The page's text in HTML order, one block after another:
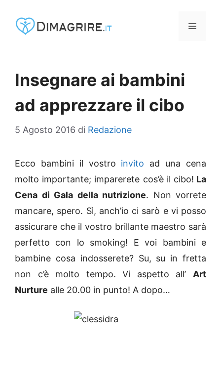
MENU
Insegnare ai bambini
ad apprezzare il cibo
5 Agosto 2016 di Redazione
Ecco bambini il vostro invito ad una cena
molto importante; imparerete cos’è il cibo! La
Cena di Gala della nutrizione. Non vorrete
mancare, spero. Sì, anch’io ci sarò e vi posso
assicurare che il vostro brillante maestro sarà
perfetto con lo smoking! E voi bambini e
bambine cosa indosserete? Su, su in fretta
non c’è molto tempo. Vi aspetto all’ Art
Nurture alle 20.00 in punto! A dopo…